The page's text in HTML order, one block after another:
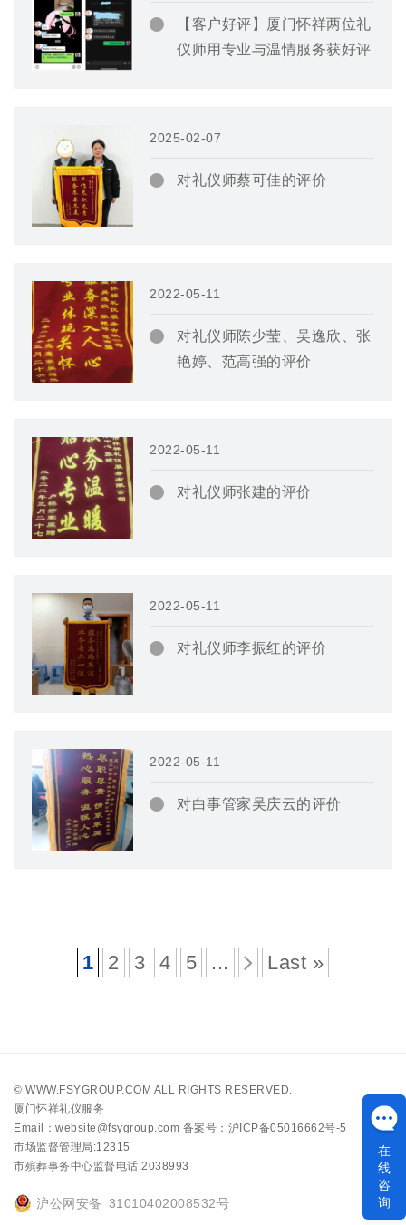
【客户好评】厦门怀祥两位礼
仪师用专业与温情服务获好评
2025-02-07
对礼仪师蔡可佳的评价
2022-05-11
对礼仪师陈少莹、吴逸欣、张
艳婷、范高强的评价
2022-05-11
对礼仪师张建的评价
2022-05-11
对礼仪师李振红的评价
2022-05-11
对白事管家吴庆云的评价
1 2 3 4 5 ... Last »
© WWW.FSYGROUP.COM ALL RIGHTS RESERVED.
厦门怀祥礼仪服务
Email：website@fsygroup.com 备案号：沪ICP备05016662号-5
市场监督管理局:12315
市殡葬事务中心监督电话:2038993
沪公网安备 31010402008532号
在
线
咨
询